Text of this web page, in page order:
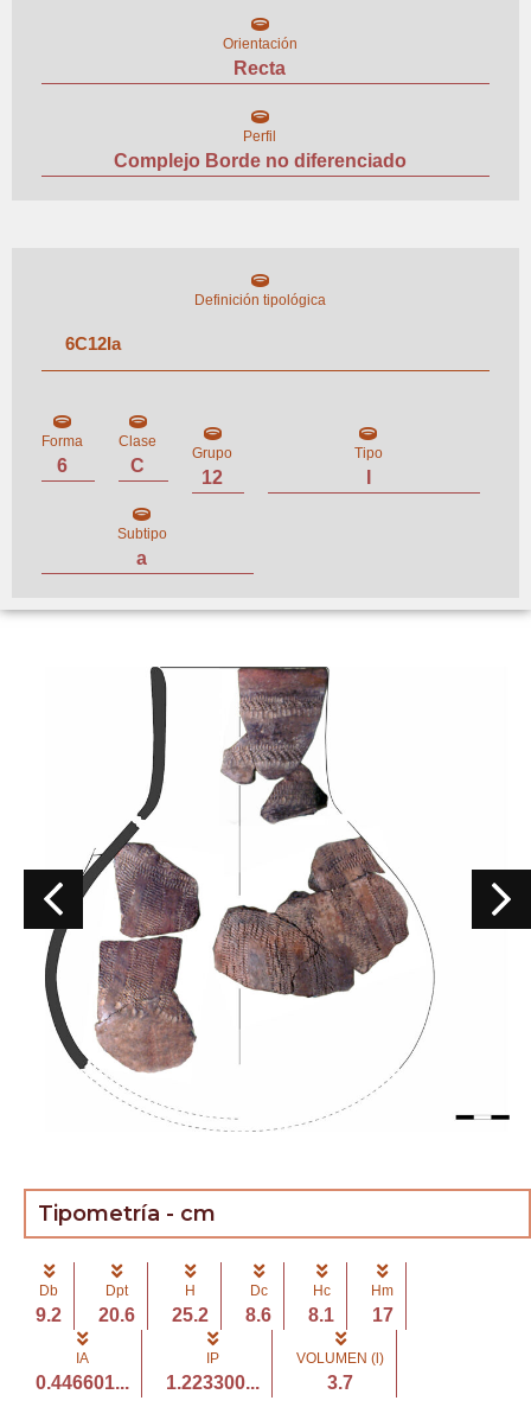
Orientación
Recta
Perfil
Complejo Borde no diferenciado
Definición tipológica
6C12Ia
Forma
6
Clase
C
Grupo
12
Tipo
Subtipo
a
Tipometría - cm
Db
9.2
Dpt
20.6
H
25.2
Dc
8.6
Hc
8.1
Hm
17
IA
0.446601...
IP
1.223300...
VOLUMEN (l)
3.7